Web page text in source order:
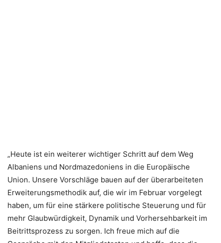
„Heute ist ein weiterer wichtiger Schritt auf dem Weg
Albaniens und Nordmazedoniens in die Europäische
Union. Unsere Vorschläge bauen auf der überarbeiteten
Erweiterungsmethodik auf, die wir im Februar vorgelegt
haben, um für eine stärkere politische Steuerung und für
mehr Glaubwürdigkeit, Dynamik und Vorhersehbarkeit im
Beitrittsprozess zu sorgen. Ich freue mich auf die